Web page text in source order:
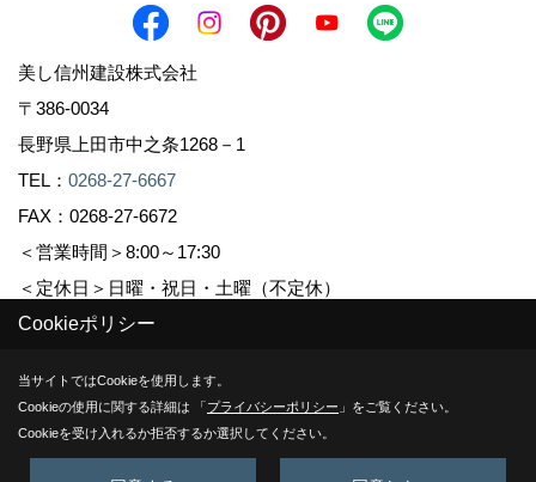
美し信州建設株式会社
〒386-0034
長野県上田市中之条1268－1
TEL： 0268-27-6667
FAX：0268-27-6672
＜営業時間＞8:00～17:30
＜定休日＞日曜・祝日・土曜（不定休）
Copyright (c) Sinshuu. All Rights Reserved.
Produced byゴデスクリエイト
Cookieポリシー
当サイトではCookieを使用します。
Cookieの使用に関する詳細は 「プライバシーポリシー 」をご覧ください。
Cookieを受け入れるか拒否するか選択してください。